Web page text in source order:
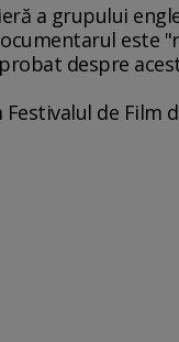
a grupului
este
despre
de Film